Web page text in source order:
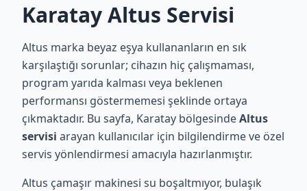
Karatay Altus Servisi
Altus marka beyaz eşya kullananların en sık
karşılaştığı sorunlar; cihazın hiç çalışmaması,
program yarıda kalması veya beklenen
performansı göstermemesi şeklinde ortaya
çıkmaktadır. Bu sayfa, Karatay bölgesindeAltus
servisi arayan kullanıcılar için bilgilendirme ve özel
servis yönlendirmesi amacıyla hazırlanmıştır.
Altus çamaşır makinesi su boşaltmıyor, bulaşık